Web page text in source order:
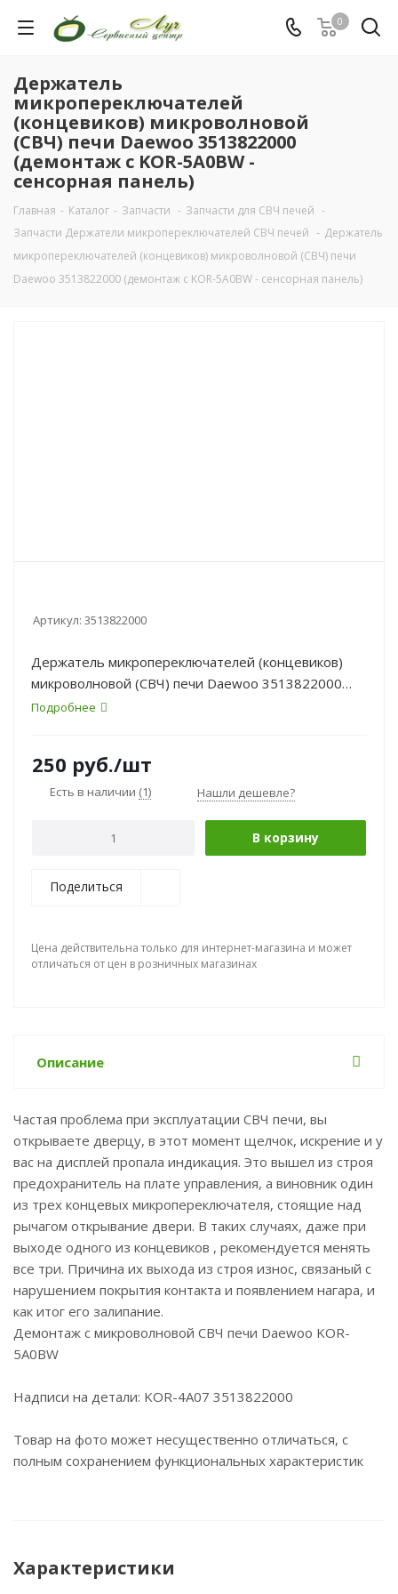
0
Держатель
микропереключателей
(концевиков) микроволновой
(СВЧ) печи Daewoo 3513822000
(демонтаж с KOR-5A0BW -
сенсорная панель)
Главная - Каталог - Запчасти - Запчасти для СВЧ печей -
Запчасти Держатели микропереключателей СВЧ печей - Держатель
микропереключателей (концевиков) микроволновой (СВЧ) печи
Daewoo 3513822000 (демонтаж с KOR-5A0BW - сенсорная панель)
Артикул: 3513822000
Держатель микропереключателей (концевиков)
микроволновой (СВЧ) печи Daewoo 3513822000
(демонтаж с KOR-5A0BW - сенсорная панель)
Подробнее
250 руб./шт
Есть в наличии (1) Нашли дешевле?
В корзину
Поделиться
Цена действительна только для интернет-магазина и может
отличаться от цен в розничных магазинах
Описание
Частая проблема при эксплуатации СВЧ печи, вы
открываете дверцу, в этот момент щелчок, искрение и у
вас на дисплей пропала индикация. Это вышел из строя
предохранитель на плате управления, а виновник один
из трех концевых микропереключателя, стоящие над
рычагом открывание двери. В таких случаях, даже при
выходе одного из концевиков , рекомендуется менять
все три. Причина их выхода из строя износ, связаный с
нарушением покрытия контакта и появлением нагара, и
как итог его залипание.
Демонтаж с микроволновой СВЧ печи Daewoo KOR-
5A0BW
Надписи на детали: KOR-4A07 3513822000
Товар на фото может несущественно отличаться, с
полным сохранением функциональных характеристик
Характеристики